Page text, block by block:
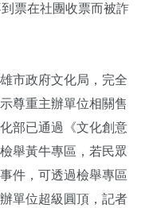
票在社團收票而被詐
市政府文化局，完全
尊重主辦單位相關售
部已通過《文化創意
舉黃牛專區，若民眾
件，可透過檢舉專區
單位超級圓頂，記者